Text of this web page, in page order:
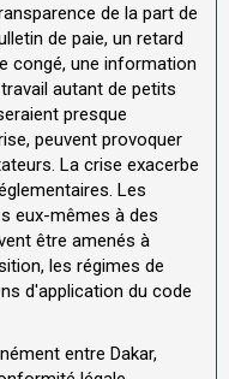
de la part de
de paie, un retard
congé, une information
autant de petits
presque
peuvent provoquer
La crise exacerbe
Les
eux-mêmes à des
être amenés à
les régimes de
d'application du code
entre Dakar,